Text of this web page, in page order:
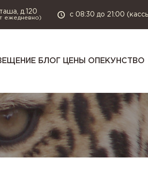
д.120
ежедневно)
с 08:30 до 21:00
БЛОГ ЦЕНЫ ОПЕКУНСТВО